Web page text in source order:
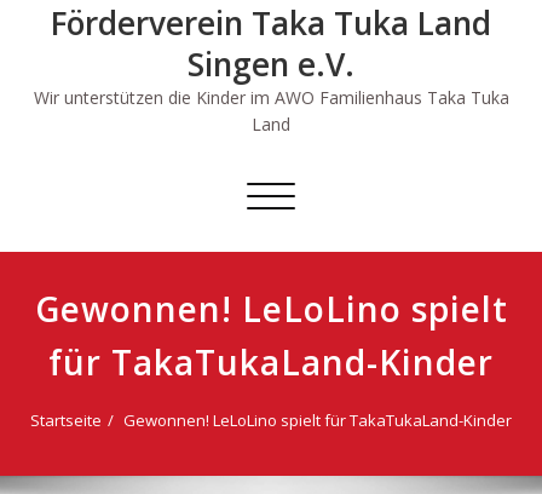
Förderverein Taka Tuka Land
Singen e.V.
Wir unterstützen die Kinder im AWO Familienhaus Taka Tuka
Land
Schalte
Gewonnen! LeLoLino spielt
für TakaTukaLand-Kinder
Startseite Gewonnen! LeLoLino spielt für TakaTukaLand-Kinder